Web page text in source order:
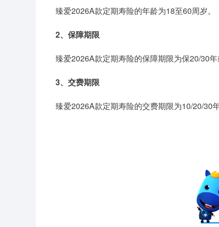
臻爱2026A款定期寿险的年龄为18至60周岁。
2、保障期限
臻爱2026A款定期寿险的保障期限为保20/30年
3、交费期限
臻爱2026A款定期寿险的交费期限为10/20/30